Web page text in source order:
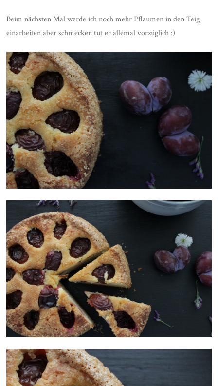
Beim nächsten Mal werde ich noch mehr Pflaumen in den Teig
einarbeiten aber schmecken tut er allemal vorzüglich :)